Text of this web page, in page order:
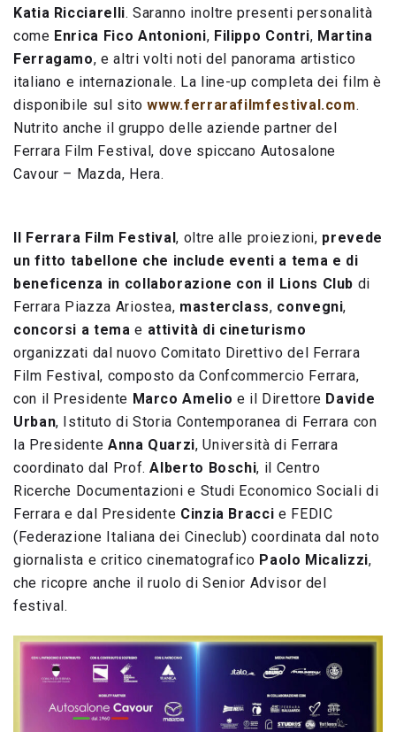
Katia Ricciarelli. Saranno inoltre presenti personalità
come Enrica Fico Antonioni, Filippo Contri, Martina
Ferragamo, e altri volti noti del panorama artistico
italiano e internazionale. La line-up completa dei film è
disponibile sul sitowww.ferrarafilmfestival.com.
Nutrito anche il gruppo delle aziende partner del
Ferrara Film Festival, dove spiccano Autosalone
Cavour – Mazda, Hera.
Il Ferrara Film Festival, oltre alle proiezioni, prevede
un fitto tabellone che include eventi a tema e di
beneficenza in collaborazione con il Lions Club di
Ferrara Piazza Ariostea, masterclass, convegni,
concorsi a temae attività di cineturismo
organizzati dal nuovo Comitato Direttivo del Ferrara
Film Festival, composto da Confcommercio Ferrara,
con il Presidente Marco Amelio e il Direttore Davide
Urban, Istituto di Storia Contemporanea di Ferrara con
la Presidente Anna Quarzi, Università di Ferrara
coordinato dal Prof.Alberto Boschi, il Centro
Ricerche Documentazioni e Studi Economico Sociali di
Ferrara e dal Presidente Cinzia Bracci e FEDIC
(Federazione Italiana dei Cineclub) coordinata dal noto
giornalista e critico cinematografico Paolo Micalizzi,
che ricopre anche il ruolo di Senior Advisor del
festival.